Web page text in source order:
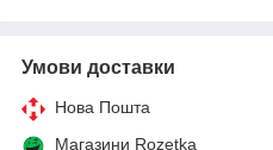
Умови доставки
Нова Пошта
Магазини Rozetka